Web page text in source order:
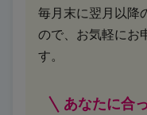
毎月末に翌月以降
ので、お気軽にお
す。
あなたに合